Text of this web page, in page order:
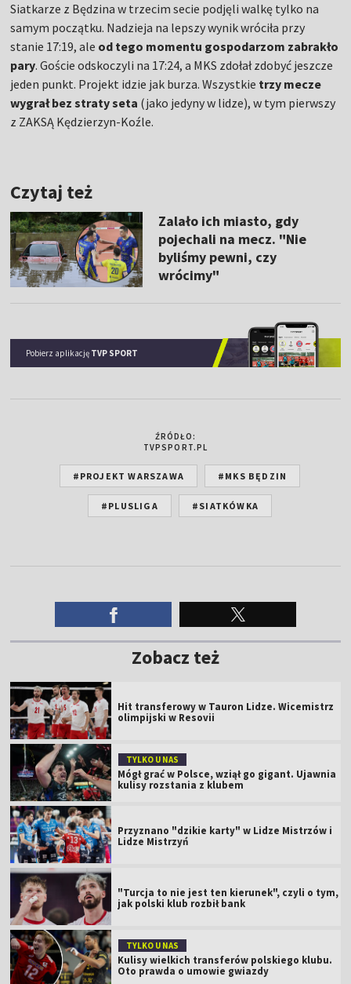
Siatkarze z Będzina w trzecim secie podjęli walkę tylko na
samym początku. Nadzieja na lepszy wynik wróciła przy
stanie 17:19, ale od tego momentu gospodarzom zabrakło
pary. Goście odskoczyli na 17:24, a MKS zdołał zdobyć jeszcze
jeden punkt. Projekt idzie jak burza. Wszystkie trzy mecze
wygrał bez straty seta (jako jedyny w lidze), w tym pierwszy
z ZAKSĄ Kędzierzyn-Koźle.
Czytaj też
Zalało ich miasto, gdy
pojechali na mecz. "Nie
byliśmy pewni, czy
wrócimy"
Pobierz aplikację TVP SPORT
ŹRÓDŁO:
TVPSPORT.PL
#PROJEKT WARSZAWA #MKS BĘDZIN
#PLUSLIGA #SIATKÓWKA
Zobacz też
Hit transferowy w Tauron Lidze. Wicemistrz
olimpijski w Resovii
TYLKO U NAS
Mógł grać w Polsce, wziął go gigant. Ujawnia
kulisy rozstania z klubem
Przyznano "dzikie karty" w Lidze Mistrzów i
Lidze Mistrzyń
"Turcja to nie jest ten kierunek", czyli o tym,
jak polski klub rozbił bank
TYLKO U NAS
Kulisy wielkich transferów polskiego klubu.
Oto prawda o umowie gwiazdy